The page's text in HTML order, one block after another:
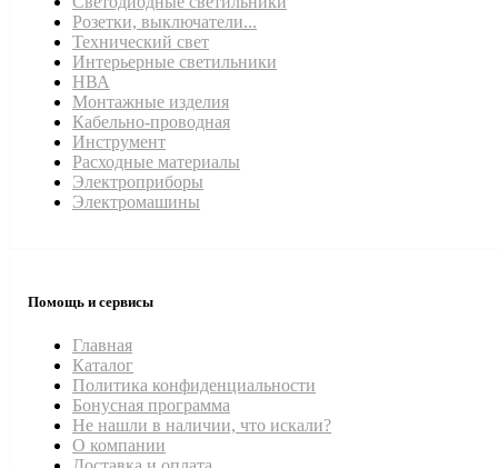
Розетки, выключатели...
Технический свет
Интерьерные светильники
НВА
Монтажные изделия
Кабельно-проводная
Инструмент
Расходные материалы
Электроприборы
Электромашины
Помощь и сервисы
Главная
Каталог
Политика конфиденциальности
Бонусная программа
Не нашли в наличии, что искали?
О компании